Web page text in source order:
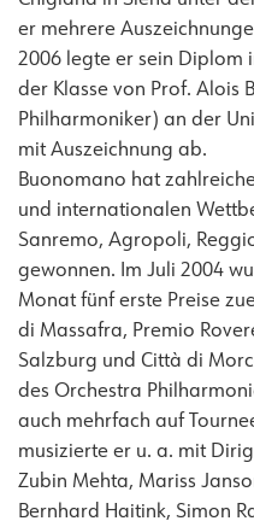
er mehrere
2006 legte er sein Diplom
der Klasse von Prof. Alois
Philharmoniker) an der
mit Auszeichnung ab.
Buonomano hat
und internationalen
Sanremo, Agropoli,
gewonnen. Im Juli 2004
Monat fünf erste Preise
di Massafra, Premio
Salzburg und Città di
des Orchestra
auch mehrfach auf
musizierte er u. a. mit
Zubin Mehta, Mariss
Bernhard Haitink, Simon